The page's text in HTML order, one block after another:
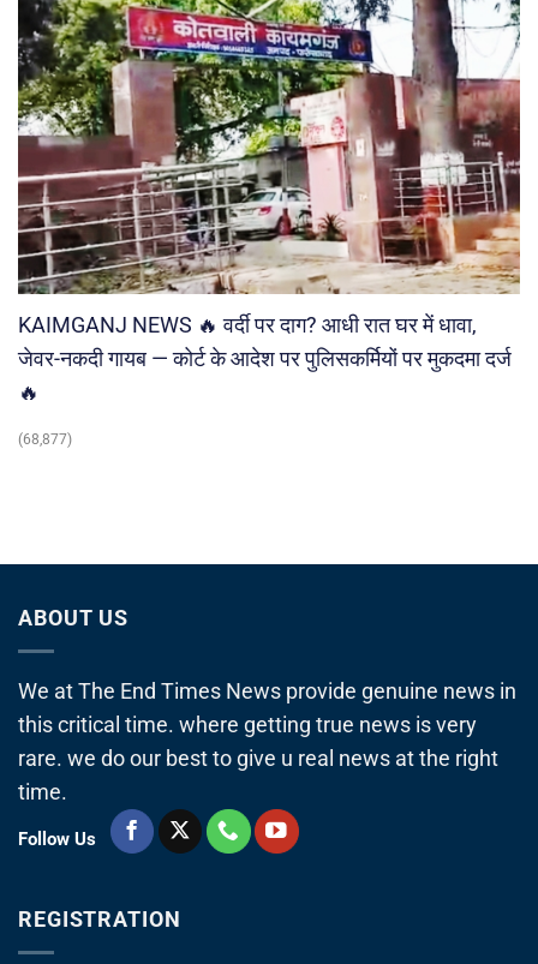
KAIMGANJ NEWS 🔥 वर्दी पर दाग? आधी रात घर में धावा,
जेवर-नकदी गायब — कोर्ट के आदेश पर पुलिसकर्मियों पर मुकदमा दर्ज
🔥
(68,877)
ABOUT US
We at The End Times News provide genuine news in
this critical time. where getting true news is very
rare. we do our best to give u real news at the right
time.
Follow Us
REGISTRATION